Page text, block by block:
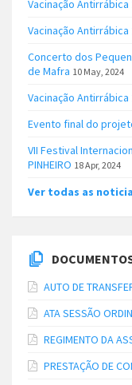
Vacinação Antirrábica
Vacinação Antirrábica
Concerto dos
de Mafra 10 May, 2024
Vacinação Antirrábica
Evento final do
VII Festival
PINHEIRO 18 Apr, 2024
Ver todas as
AUTO DE
ATA SESSÃO
REGIMENTO DA
PRESTAÇÃO DE